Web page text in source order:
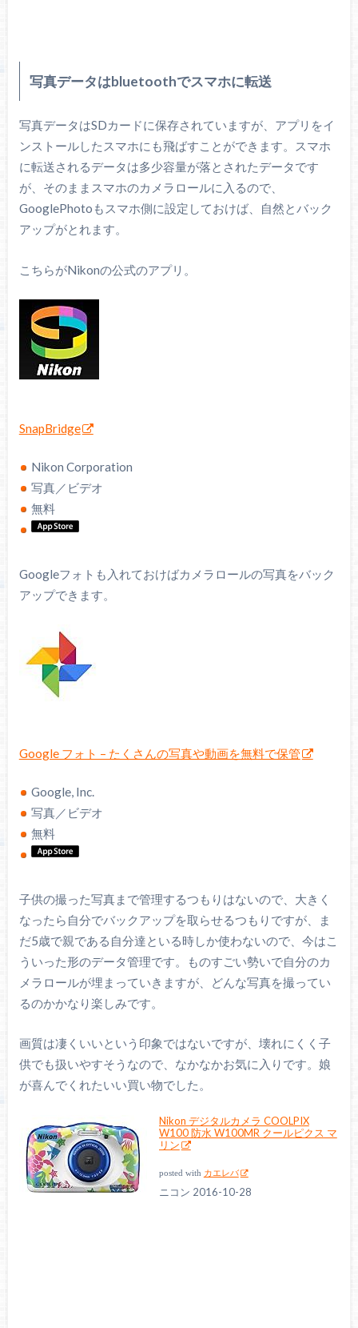
写真データはbluetoothでスマホに転送
写真データはSDカードに保存されていますが、アプリをイ
ンストールしたスマホにも飛ばすことができます。スマホ
に転送されるデータは多少容量が落とされたデータです
が、そのままスマホのカメラロールに入るので、
GooglePhotoもスマホ側に設定しておけば、自然とバック
アップがとれます。
こちらがNikonの公式のアプリ。
SnapBridge
Nikon Corporation
写真／ビデオ
無料
Googleフォトも入れておけばカメラロールの写真をバック
アップできます。
Google フォト – たくさんの写真や動画を無料で保管
Google, Inc.
写真／ビデオ
無料
子供の撮った写真まで管理するつもりはないので、大きく
なったら自分でバックアップを取らせるつもりですが、ま
だ5歳で親である自分達といる時しか使わないので、今はこ
ういった形のデータ管理です。ものすごい勢いで自分のカ
メラロールが埋まっていきますが、どんな写真を撮ってい
るのかかなり楽しみです。
画質は凄くいいという印象ではないですが、壊れにくく子
供でも扱いやすそうなので、なかなかお気に入りです。娘
が喜んでくれたいい買い物でした。
Nikon デジタルカメラ COOLPIX
W100 防水 W100MR クールピクス マ
リン
posted with カエレバ
ニコン 2016-10-28